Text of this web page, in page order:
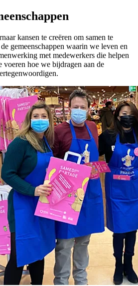
kansen te creëren om samen te
gemeenschappen waarin we leven en
met medewerkers die helpen
voeren hoe we bijdragen aan de